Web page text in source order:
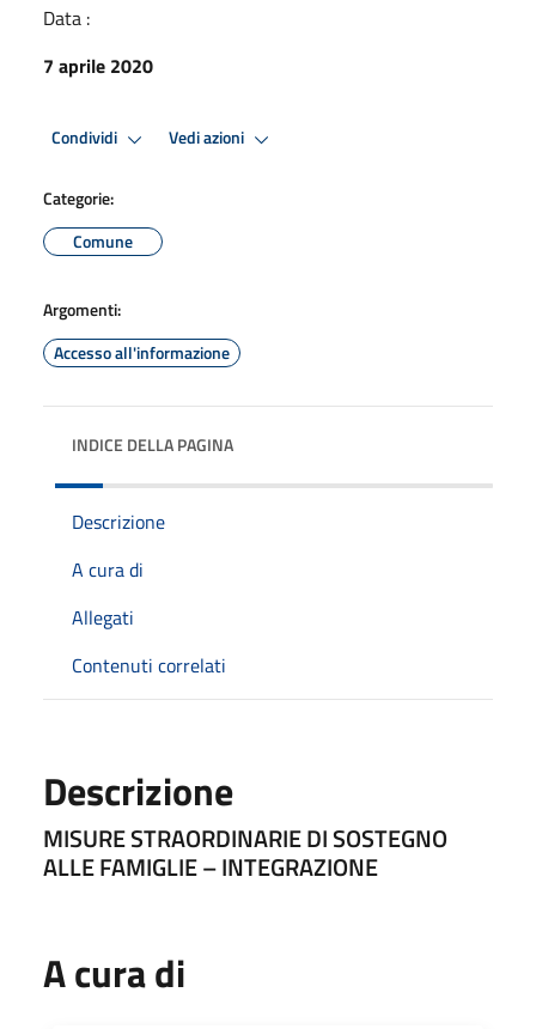
Data :
7 aprile 2020
Condividi Vedi azioni
Categorie:
Comune
Argomenti:
Accesso all'informazione
INDICE DELLA PAGINA
Descrizione
A cura di
Allegati
Contenuti correlati
Descrizione
MISURE STRAORDINARIE DI SOSTEGNO
ALLE FAMIGLIE – INTEGRAZIONE
A cura di